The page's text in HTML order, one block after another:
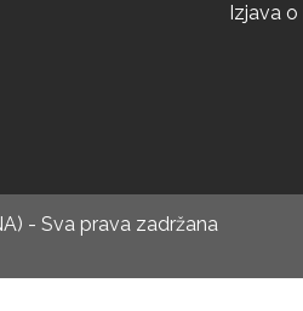
Izjava
- Sva prava zadržana